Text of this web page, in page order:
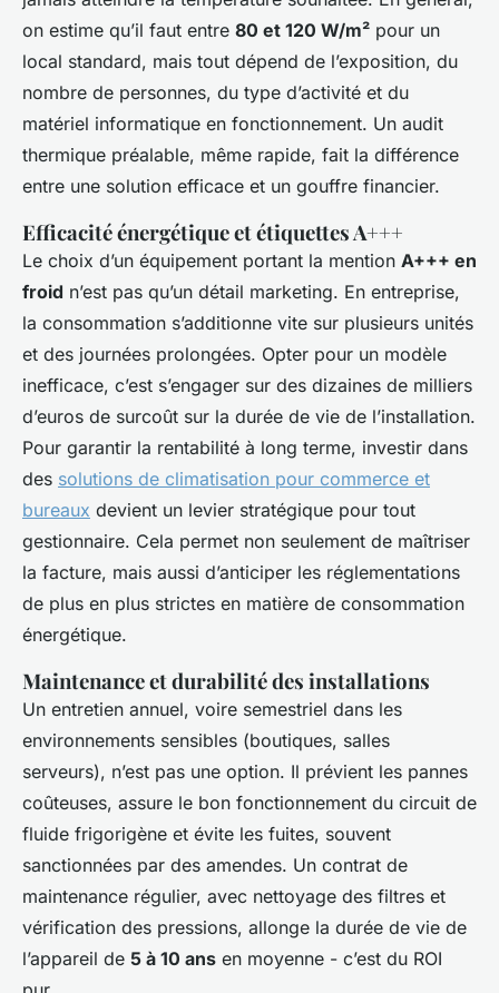
on estime qu’il faut entre 80 et 120 W/m² pour un
local standard, mais tout dépend de l’exposition, du
nombre de personnes, du type d’activité et du
matériel informatique en fonctionnement. Un audit
thermique préalable, même rapide, fait la différence
entre une solution efficace et un gouffre financier.
Efficacité énergétique et étiquettes A+++
Le choix d’un équipement portant la mention A+++ en
froid n’est pas qu’un détail marketing. En entreprise,
la consommation s’additionne vite sur plusieurs unités
et des journées prolongées. Opter pour un modèle
inefficace, c’est s’engager sur des dizaines de milliers
d’euros de surcoût sur la durée de vie de l’installation.
Pour garantir la rentabilité à long terme, investir dans
des solutions de climatisation pour commerce et
bureaux devient un levier stratégique pour tout
gestionnaire. Cela permet non seulement de maîtriser
la facture, mais aussi d’anticiper les réglementations
de plus en plus strictes en matière de consommation
énergétique.
Maintenance et durabilité des installations
Un entretien annuel, voire semestriel dans les
environnements sensibles (boutiques, salles
serveurs), n’est pas une option. Il prévient les pannes
coûteuses, assure le bon fonctionnement du circuit de
fluide frigorigène et évite les fuites, souvent
sanctionnées par des amendes. Un contrat de
maintenance régulier, avec nettoyage des filtres et
vérification des pressions, allonge la durée de vie de
l’appareil de 5 à 10 ans en moyenne - c’est du ROI